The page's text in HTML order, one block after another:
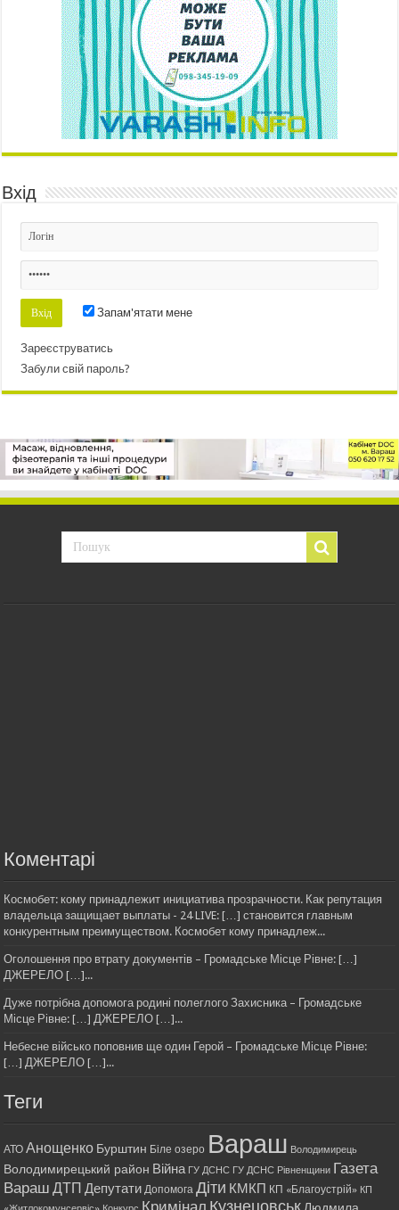
Вхід
Запам'ятати мене
Зареєструватись
Забули свій пароль?
Коментарі
Космобет: кому принадлежит инициатива прозрачности. Как репутация
владельца защищает выплаты - 24 LIVE: […] становится главным
конкурентным преимуществом. Космобет кому принадлеж...
Оголошення про втрату документів – Громадське Місце Рівне: […]
ДЖЕРЕЛО […]...
Дуже потрібна допомога родині полеглого Захисника – Громадське
Місце Рівне: […] ДЖЕРЕЛО […]...
Небесне військо поповнив ще один Герой – Громадське Місце Рівне:
[…] ДЖЕРЕЛО […]...
Теги
АТО Анощенко Бурштин Біле озеро Вараш Володимирець
Володимирецький район Війна ГУ ДСНС ГУ ДСНС Рівненщини Газета
Вараш ДТП Депутати Допомога Діти КМКП КП «Благоустрій» КП
Кримінал Кузнецовськ Людмила